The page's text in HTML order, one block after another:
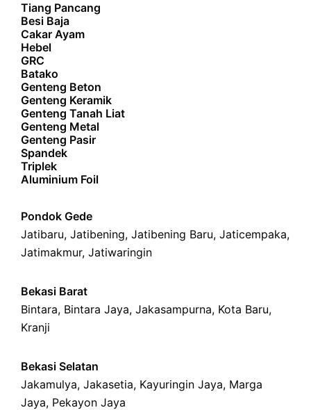
Tiang Pancang
Besi Baja
Cakar Ayam
Hebel
GRC
Batako
Genteng Beton
Genteng Keramik
Genteng Tanah Liat
Genteng Metal
Genteng Pasir
Spandek
Triplek
Aluminium Foil
Pondok Gede
Jatibaru, Jatibening, Jatibening Baru, Jaticempaka,
Jatimakmur, Jatiwaringin
Bekasi Barat
Bintara, Bintara Jaya, Jakasampurna, Kota Baru,
Kranji
Bekasi Selatan
Jakamulya, Jakasetia, Kayuringin Jaya, Marga
Jaya, Pekayon Jaya